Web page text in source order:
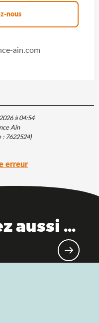
nous
ain.com
à 04:54
Ain
:7622524)
erreur
aussi ...
passer à côté